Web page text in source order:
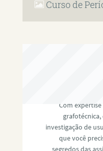
Curso de
Com
investigação de
que você
segredos das